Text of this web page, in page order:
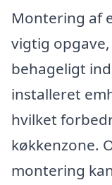
Montering af
vigtig
behageligt
installeret
hvilket
køkkenzone.
montering